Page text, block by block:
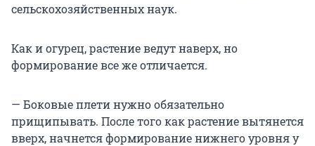
сельскохозяйственных наук.
Как и огурец, растение ведут наверх, но
формирование все же отличается.
— Боковые плети нужно обязательно
прищипывать. После того как растение вытянется
вверх, начнется формирование нижнего уровня у